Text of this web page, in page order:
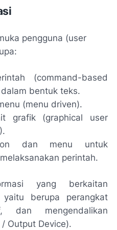
pengguna (user
(command-based
bentuk teks.
(menu driven).
grafik (graphical user
dan menu untuk
perintah.
yang berkaitan
berupa perangkat
mengendalikan
Output Device).